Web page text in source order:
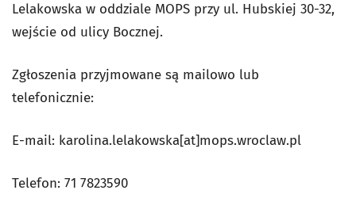
Lelakowska w oddziale MOPS przy ul. Hubskiej 30-32,
wejście od ulicy Bocznej.
Zgłoszenia przyjmowane są mailowo lub
telefonicznie:
E-mail: karolina.lelakowska[at]mops.wroclaw.pl
Telefon: 71 7823590